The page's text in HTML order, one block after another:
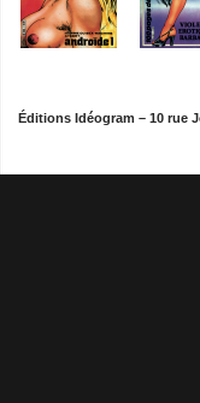
Éditions Idéogram – 10 rue